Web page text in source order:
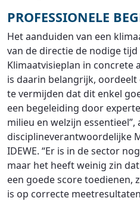
PROFESSIONELE
Het aanduiden van een
van de directie de nodige
Klimaatvisieplan in concrete
is daarin belangrijk, oordeelt
te vermijden dat dit enkel
een begeleiding door
milieu en welzijn essentieel”,
disciplineverantwoordelijke
IDEWE. “Er is in de sector
maar het heeft weinig zin
een goede score toedienen,
is op correcte